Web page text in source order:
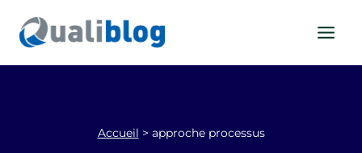
contenu
Accueil > approche processus